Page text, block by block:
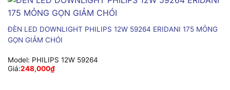
ĐÈN LED DOWNLIGHT PHILIPS 12W 59264 ERIDANI 175 MỎNG
GỌN GIẢM CHÓI
Model: PHILIPS 12W 59264
Giá:248,000₫